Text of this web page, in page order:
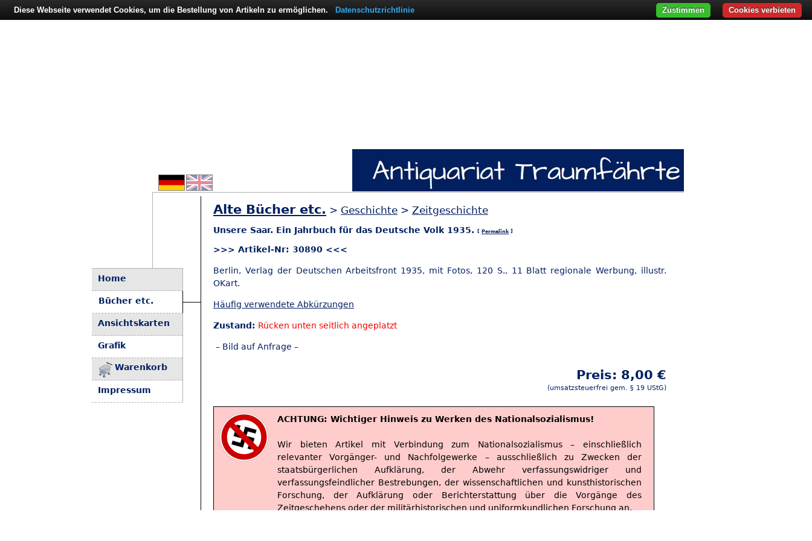
Home
Bücher etc.
Ansichtskarten
Grafik
Warenkorb
Impressum
Alte Bücher etc. > Geschichte > Zeitgeschichte
Unsere Saar. Ein Jahrbuch für das Deutsche Volk 1935. [ Permalink]
>>> Artikel-Nr: 30890 <<<
Berlin, Verlag der Deutschen Arbeitsfront 1935, mit Fotos, 120 S., 11 Blatt regionale Werbung, illustr.
OKart.
Häufig verwendete Abkürzungen
Zustand: Rücken unten seitlich angeplatzt
– Bild auf Anfrage –
Preis: 8,00 €
(umsatzsteuerfrei gem. § 19 UStG)
ACHTUNG: Wichtiger Hinweis zu Werken des Nationalsozialismus!
Wir bieten Artikel mit Verbindung zum Nationalsozialismus – einschließlich
relevanter Vorgänger- und Nachfolgewerke – ausschließlich zu Zwecken der
staatsbürgerlichen Aufklärung, der Abwehr verfassungswidriger und
verfassungsfeindlicher Bestrebungen, der wissenschaftlichen und kunsthistorischen
Forschung, der Aufklärung oder Berichterstattung über die Vorgänge des
Zeitgeschehens oder der militärhistorischen und uniformkundlichen Forschung an.
Diese Webseite verwendet Cookies, um die Bestellung von Artikeln zu ermöglichen. Datenschutzrichtlinie Cookies verbieten
Zustimmen